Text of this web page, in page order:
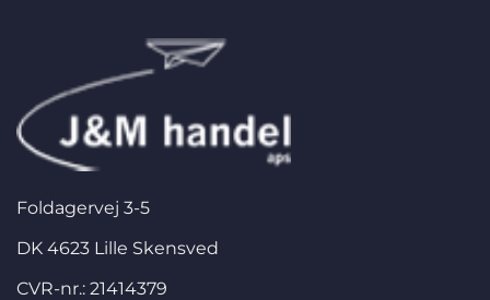
Foldagervej 3-5
DK 4623 Lille Skensved
CVR-nr.: 21414379